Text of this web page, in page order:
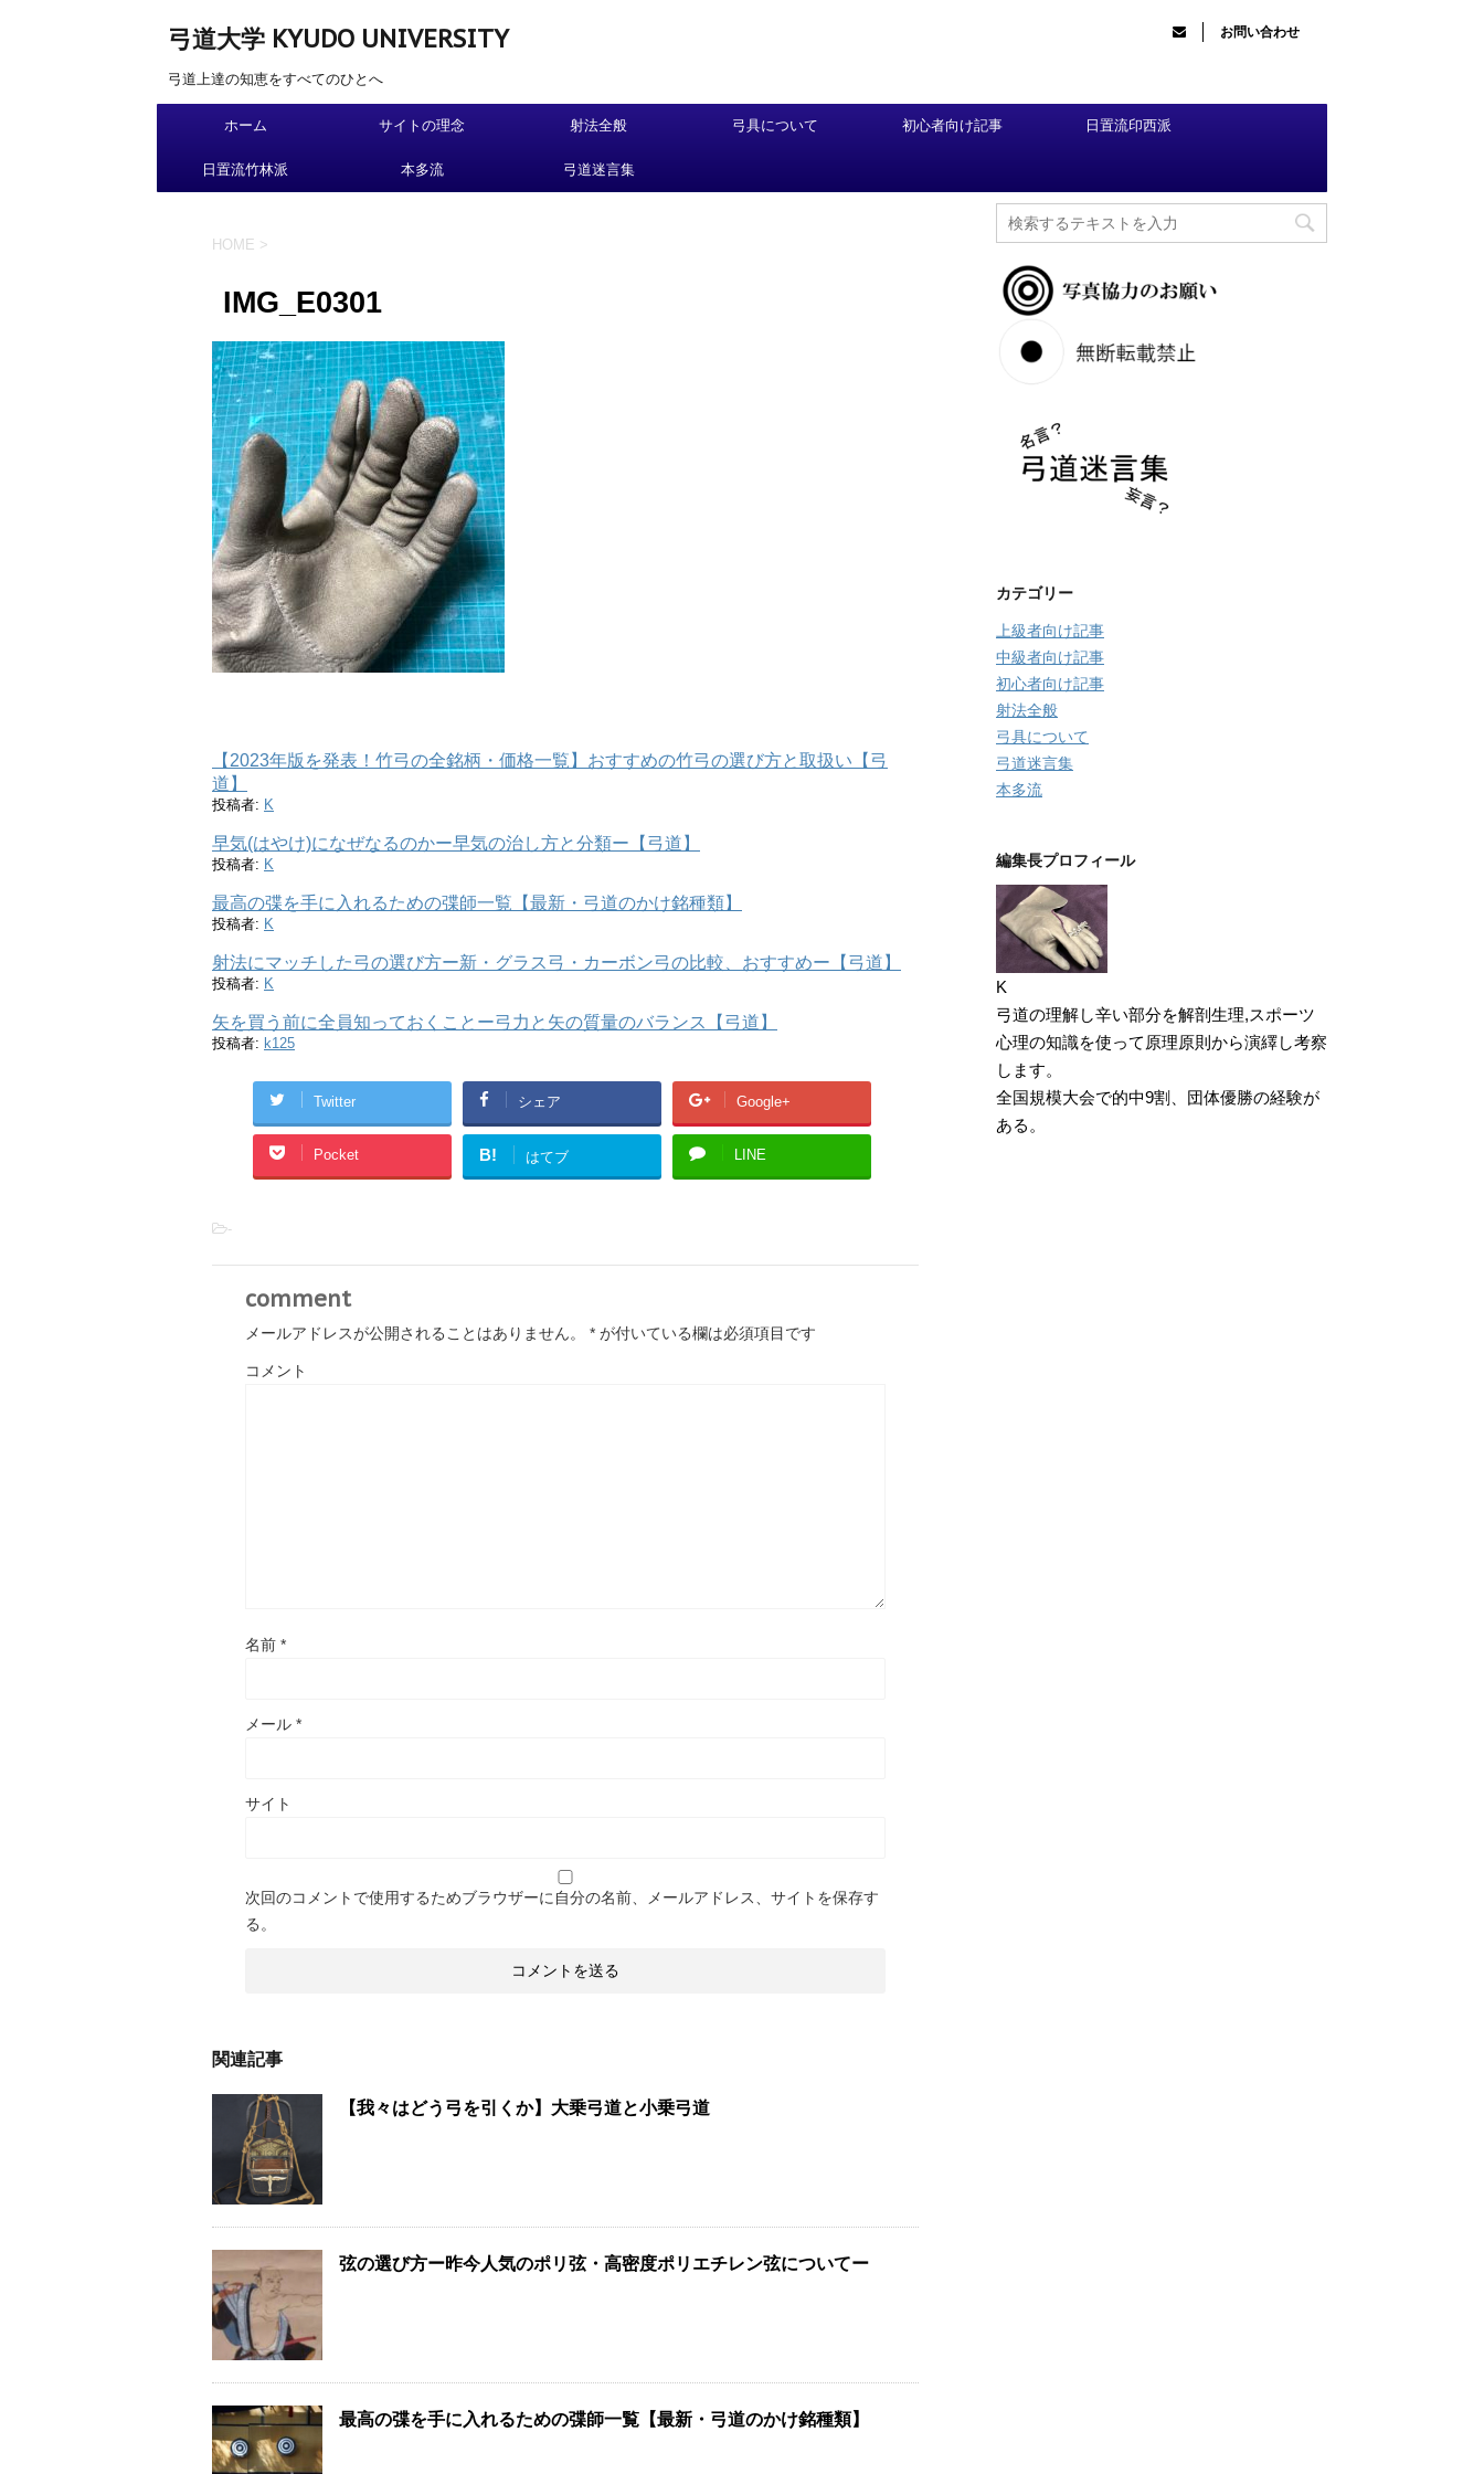
弓道大学 KYUDO UNIVERSITY
弓道上達の知恵をすべてのひとへ
お問い合わせ
ホーム サイトの理念 射法全般 弓具について 初心者向け記事 日置流印西派
日置流竹林派 本多流 弓道迷言集
HOME >
IMG_E0301
【2023年版を発表！竹弓の全銘柄・価格一覧】おすすめの竹弓の選び方と取扱い【弓
道】
投稿者: K
早気(はやけ)になぜなるのかー早気の治し方と分類ー【弓道】
投稿者: K
最高の弽を手に入れるための弽師一覧【最新・弓道のかけ銘種類】
投稿者: K
射法にマッチした弓の選び方ー新・グラス弓・カーボン弓の比較、おすすめー【弓道】
投稿者: K
矢を買う前に全員知っておくことー弓力と矢の質量のバランス【弓道】
投稿者: k125
Twitter シェア Google+
Pocket B! はてブ LINE
-
comment
メールアドレスが公開されることはありません。 * が付いている欄は必須項目です
コメント
名前 *
メール *
サイト
次回のコメントで使用するためブラウザーに自分の名前、メールアドレス、サイトを保存す
る。
関連記事
【我々はどう弓を引くか】大乗弓道と小乗弓道
弦の選び方ー昨今人気のポリ弦・高密度ポリエチレン弦についてー
最高の弽を手に入れるための弽師一覧【最新・弓道のかけ銘種類】
カテゴリー
上級者向け記事
中級者向け記事
初心者向け記事
射法全般
弓具について
弓道迷言集
本多流
編集長プロフィール
K
弓道の理解し辛い部分を解剖生理,スポーツ
心理の知識を使って原理原則から演繹し考察
します。
全国規模大会で的中9割、団体優勝の経験が
ある。